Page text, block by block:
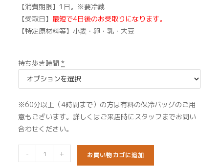
【消費期限】1日。※要冷蔵
【受取日】 最短で4日後のお受取りになります。
【特定原材料等】小麦・卵・乳・大豆
持ち歩き時間 *
※60分以上（4時間まで）の方は有料の保冷バッグのご用
意もございます。詳しくはご来店時にスタッフまでお問い
合わせください。
ン
- + お買い物カゴに追加